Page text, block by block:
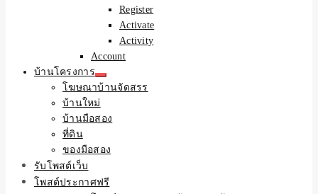
Register
Activate
Activity
Account
บ้านโครงการ
โฆษณาบ้านจัดสรร
บ้านใหม่
บ้านมือสอง
ที่ดิน
ของมือสอง
รับโพสต์เว็บ
โพสต์ประกาศฟรี